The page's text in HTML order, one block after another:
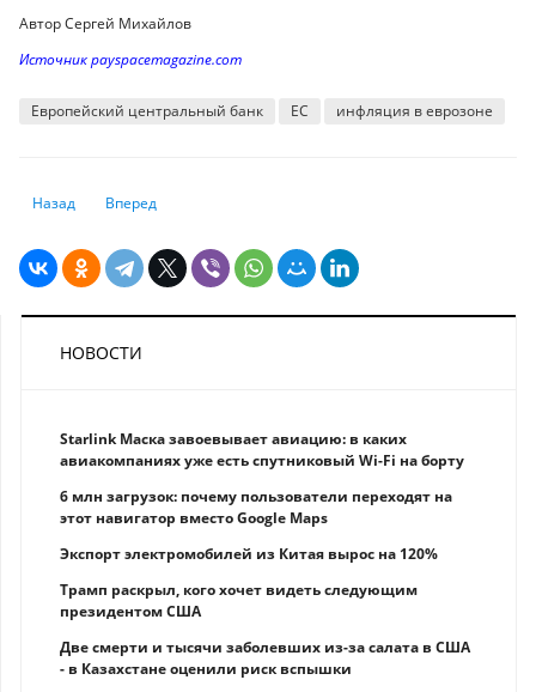
Автор Сергей Михайлов
Источник payspacemagazine.com
Европейский центральный банк ЕС инфляция в еврозоне
Предыдущий: Финансовый регулятор Великобритании оштрафовал
Назад Следующий: Где в Европе самая дешевая недвижимость:
Вперед
НОВОСТИ
Starlink Маска завоевывает авиацию: в каких
авиакомпаниях уже есть спутниковый Wi-Fi на борту
6 млн загрузок: почему пользователи переходят на
этот навигатор вместо Google Maps
Экспорт электромобилей из Китая вырос на 120%
Трамп раскрыл, кого хочет видеть следующим
президентом США
Две смерти и тысячи заболевших из-за салата в США
- в Казахстане оценили риск вспышки